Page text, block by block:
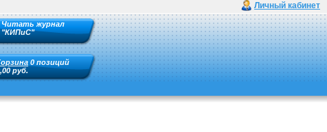
Личный кабинет
Читать журнал
"КИПиС"
0 позиций
руб.